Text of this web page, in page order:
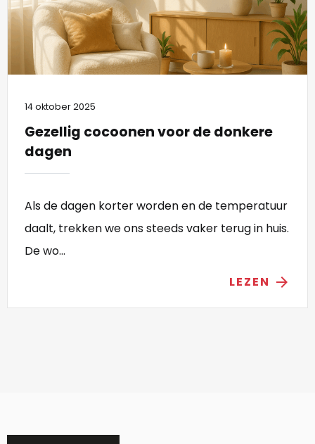
14 oktober 2025
Gezellig cocoonen voor de donkere
dagen
Als de dagen korter worden en de temperatuur
daalt, trekken we ons steeds vaker terug in huis.
De wo...
LEZEN arrow_forward